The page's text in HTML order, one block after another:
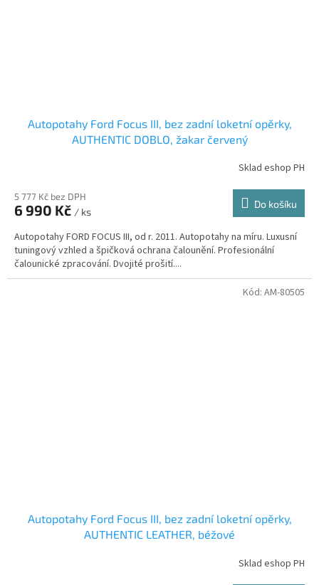
Autopotahy Ford Focus III, bez zadní loketní opěrky,
AUTHENTIC DOBLO, žakar červený
Sklad eshop PH
5 777 Kč bez DPH
6 990 Kč / ks
Do košíku
Autopotahy FORD FOCUS III, od r. 2011. Autopotahy na míru. Luxusní
tuningový vzhled a špičková ochrana čalounění. Profesionální
čalounické zpracování. Dvojité prošití....
Autopotahy Ford Focus III, bez zadní loketní opěrky,
AUTHENTIC LEATHER, béžové
Sklad eshop PH
Kód: AM-80505